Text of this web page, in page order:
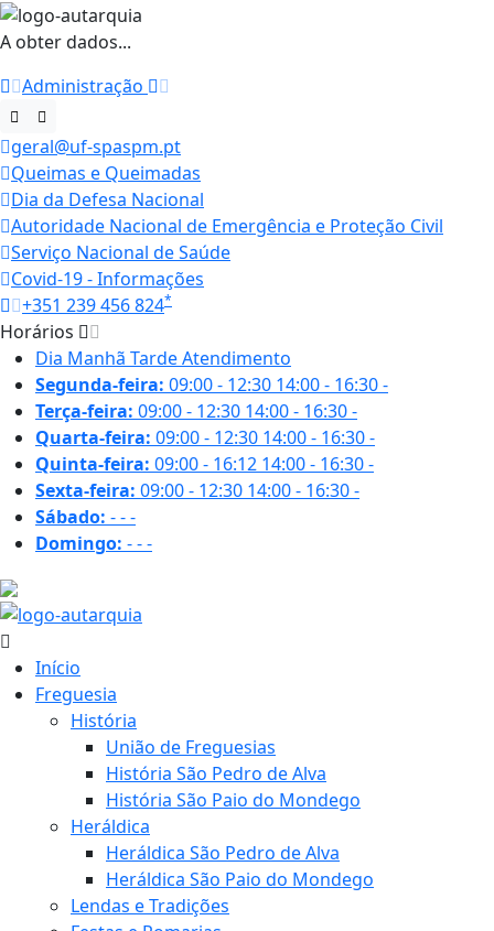
A obter dados...
Administração
geral@uf-spaspm.pt
Queimas e Queimadas
Dia da Defesa Nacional
Autoridade Nacional de Emergência e Proteção Civil
Serviço Nacional de Saúde
Covid-19 - Informações
+351 239 456 824*
Horários
Dia Manhã TardeAtendimento
Segunda-feira: 09:00 - 12:30 14:00 - 16:30-
Terça-feira: 09:00 - 12:30 14:00 - 16:30-
Quarta-feira: 09:00 - 12:30 14:00 - 16:30-
Quinta-feira: 09:00 - 16:12 14:00 - 16:30-
Sexta-feira: 09:00 - 12:30 14:00 - 16:30-
Sábado: ---
Domingo: ---
Início
Freguesia
História
União de Freguesias
História São Pedro de Alva
História São Paio do Mondego
Heráldica
Heráldica São Pedro de Alva
Heráldica São Paio do Mondego
Lendas e Tradições